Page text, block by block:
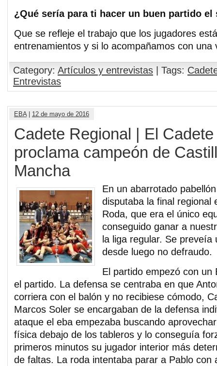
¿Qué sería para ti hacer un buen partido el
Que se refleje el trabajo que los jugadores
entrenamientos y si lo acompañamos con una
Category: Artículos y entrevistas | Tags:
Entrevistas
EBA | 12 de mayo de 2016
Cadete Regional | El
proclama campeón de
Mancha
En un abarrotado
disputaba la final regional
Roda, que era el único
conseguido ganar a
la liga regular. Se preveía
desde luego no defraudo.
El partido empezó con un
el partido. La defensa se centraba en que
corriera con el balón y no recibiese cómodo,
Marcos Soler se encargaban de la defensa
ataque el eba empezaba buscando
física debajo de los tableros y lo conseguía
primeros minutos su jugador interior más
de faltas. La roda intentaba parar a Pablo con